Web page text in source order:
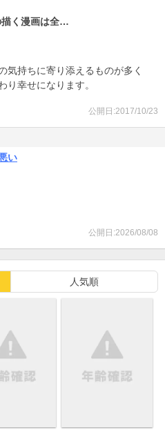
描く漫画は全…
気持ちに寄り添えるものが多く
り幸せになります。
公開日:2017/10/23
い
公開日:2026/08/08
人気順